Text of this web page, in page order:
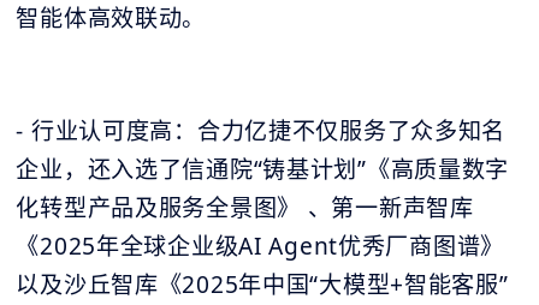
智能体高效联动。
- 行业认可度高：合力亿捷不仅服务了众多知名
企业，还入选了信通院“铸基计划”《高质量数字
化转型产品及服务全景图》 、第一新声智库
《2025年全球企业级AI Agent优秀厂商图谱》
以及沙丘智库《2025年中国“大模型+智能客服”